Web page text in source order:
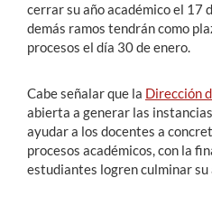
cerrar su año académico el 17
demás ramos tendrán como
procesos el día 30 de enero.
Cabe señalar que la Dirección
abierta a generar las
ayudar a los docentes a
procesos académicos, con la
estudiantes logren culminar su